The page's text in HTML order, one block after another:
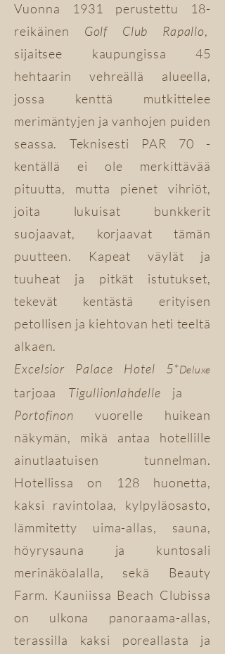
Vuonna 1931 perustettu 18-
reikäinen Golf Club Rapallo,
sijaitsee kaupungissa 45
hehtaarin vehreällä alueella,
jossa kenttä mutkittelee
merimäntyjen ja vanhojen puiden
seassa. Teknisesti PAR 70 -
kentällä ei ole merkittävää
pituutta, mutta pienet vihriöt,
joita lukuisat bunkkerit
suojaavat, korjaavat tämän
puutteen. Kapeat väylät ja
tuuheat ja pitkät istutukset,
tekevät kentästä erityisen
petollisen ja kiehtovan heti teeltä
alkaen.
Excelsior Palace Hotel 5*Deluxe
tarjoaa Tigullionlahdelle ja
Portofinon vuorelle huikean
näkymän, mikä antaa hotellille
ainutlaatuisen tunnelman.
Hotellissa on 128 huonetta,
kaksi ravintolaa, kylpyläosasto,
lämmitetty uima-allas, sauna,
höyrysauna ja kuntosali
merinäköalalla, sekä Beauty
Farm. Kauniissa Beach Clubissa
on ulkona panoraama-allas,
terassilla kaksi poreallasta ja